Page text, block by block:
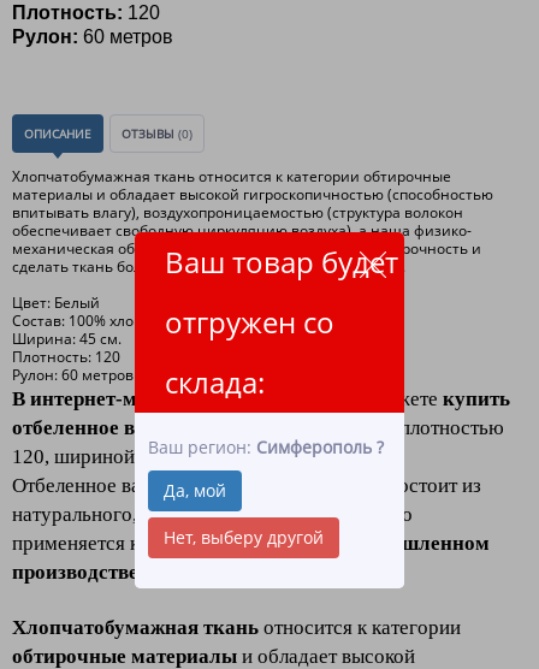
Ваш товар будет
отгружен со
склада:
Ваш регион: Симферополь ?
Да, мой
Нет, выберу другой
Плотность: 120
Рулон: 60 метров
ОПИСАНИЕ ОТЗЫВЫ (0)
Хлопчатобумажная ткань относится к категории обтирочные
материалы и обладает высокой гигроскопичностью (способностью
впитывать влагу), воздухопроницаемостью (структура волокон
обеспечивает свободную циркуляцию воздуха), а наша физико-
механическая обработка ткани, позволяет повысить прочность и
сделать ткань более мягкой и улучшить внешний вид.
Цвет: Белый
Состав: 100% хлопок
Ширина: 45 см.
Плотность: 120
Рулон: 60 метров
В интернет-магазине «ЛидерТекс» вы можете купить
отбеленное вафельное полотно в рулоне
плотностью
120, шириной 45оптом и в розницу.
Отбеленное вафельное полотно в рулоне - состоит из
натурального, качественного хлопка, широко
применяется как в хозяйстве, так и в промышленном
производстве, клининге и HoReCa.
Хлопчатобумажная ткань относится к категории
обтирочные материалы и обладает высокой